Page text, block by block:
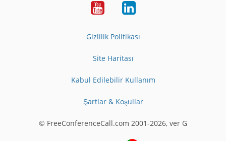
YoutubeLinkedIn
Gizlilik Politikası
Site Haritası
Kabul Edilebilir Kullanım
Şartlar & Koşullar
© FreeConferenceCall.com 2001-2026, ver G